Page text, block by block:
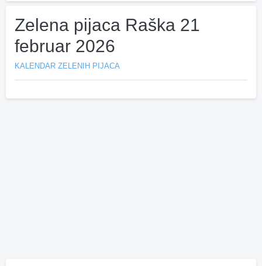
Zelena pijaca Raška 21
februar 2026
KALENDAR ZELENIH PIJACA